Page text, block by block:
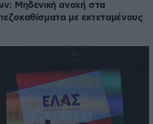
Μηδενική ανοχή στα
με εκτεταμένους